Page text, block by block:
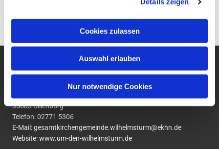
Cookies zulassen
Auswahl erlauben
Nur notwendige Cookies
Ev. Gesamtkirchengemeinde
um den Wilhelmsturm
35683 Dillenburg
Telefon:02771 5306
E-Mail:gesamtkirchengemeinde.wilhelmsturm@ekhn.de
Website: www.um-den-wilhelmsturm.de